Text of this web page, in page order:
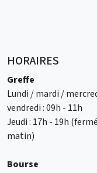
HORAIRES
Greffe
Lundi / mardi /
vendredi : 09h - 11h
Jeudi : 17h - 19h
matin)
Bourse